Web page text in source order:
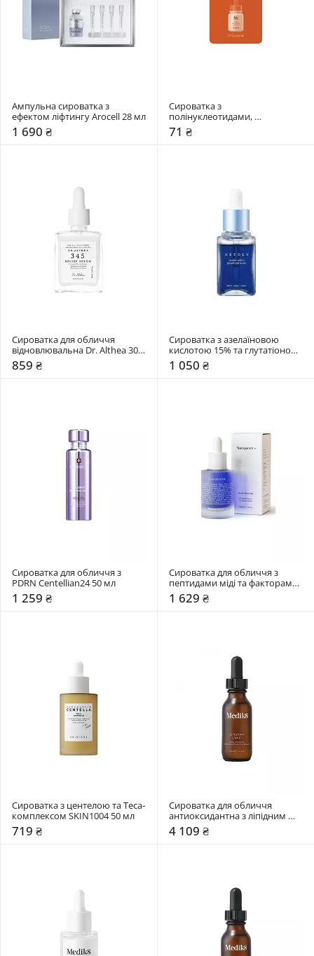
Ампульна сироватка з
ефектом ліфтингу Arocell 28 мл
1 690 ₴
Сироватка з
полінуклеотидами,
ретинолом та спікулами Dr.
Ceuracle 2 мл
71 ₴
Сироватка для обличчя
відновлювальна Dr. Althea 30
мл
859 ₴
Сироватка з азелаїновою
кислотою 15% та глутатіоном
Needly 30 мл
1 050 ₴
Сироватка для обличчя з
PDRN Centellian24 50 мл
1 259 ₴
Сироватка для обличчя з
пептидами міді та факторами
росту Transparent Lab 30 мл
1 629 ₴
Сироватка з центелою та Teca-
комплексом SKIN1004 50 мл
719 ₴
Сироватка для обличчя
антиоксидантна з ліпідним
вітаміном С Medik8 30 мл
4 109 ₴